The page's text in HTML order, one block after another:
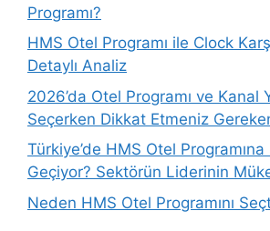
Programı?
HMS Otel Programı ile Clock
Detaylı Analiz
2026’da Otel Programı ve Kanal
Seçerken Dikkat Etmeniz
Türkiye’de HMS Otel
Geçiyor? Sektörün Liderinin
Neden HMS Otel Programını